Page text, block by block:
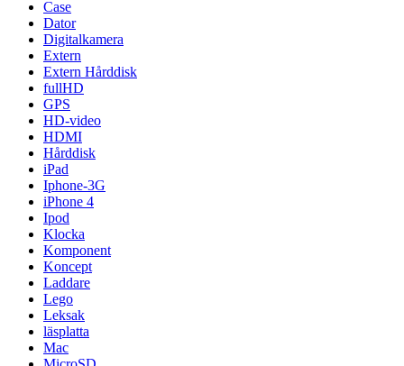
Case
Dator
Digitalkamera
Extern
Extern Hårddisk
fullHD
GPS
HD-video
HDMI
Hårddisk
iPad
Iphone-3G
iPhone 4
Ipod
Klocka
Komponent
Koncept
Laddare
Lego
Leksak
läsplatta
Mac